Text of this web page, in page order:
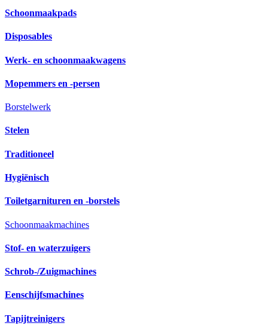
Schoonmaakpads
Disposables
Werk- en schoonmaakwagens
Mopemmers en -persen
Borstelwerk
Stelen
Traditioneel
Hygiënisch
Toiletgarnituren en -borstels
Schoonmaakmachines
Stof- en waterzuigers
Schrob-/Zuigmachines
Eenschijfsmachines
Tapijtreinigers